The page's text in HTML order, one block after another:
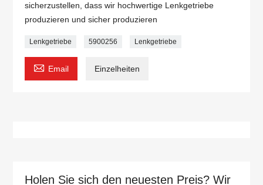
sicherzustellen, dass wir hochwertige Lenkgetriebe
produzieren und sicher produzieren
Lenkgetriebe 5900256 Lenkgetriebe
 Email Einzelheiten
Holen Sie sich den neuesten Preis? Wir